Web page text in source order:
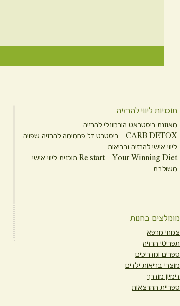
תוכניות ליווי להרזיה
מאוזנת ריסטראט הורמונלי להרזיה
CARB DETOX -
ריסטרט דל פחמימה להרזיה שפויה
ליווי אישי להרזיה ובריאות
Re start - Your Winning Diet תוכנית ליווי אישי
משולבת
מומלצים בחנות
צמחי מרפא
תפריטי הרזיה
ספרים ומדריכים
מוצרי בריאות ילדים
דימיון מודרך
ספריית ההרצאות